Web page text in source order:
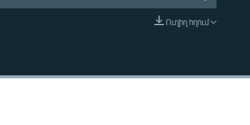
EMBED
Ուղիղ հղում